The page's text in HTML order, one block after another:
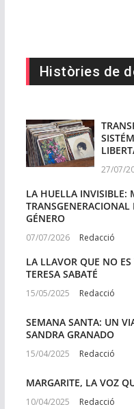
Històries de
27/07/
LA HUELLA INVISIBLE:
GÉNERO
07/07/2026 Redacció
LA LLAVOR QUE NO
TERESA SABATÉ
15/05/2025 Redacció
SEMANA SANTA: UN
SANDRA GRANADO
15/04/2025 Redacció
MARGARITE, LA VOZ
10/04/2025 Redacció